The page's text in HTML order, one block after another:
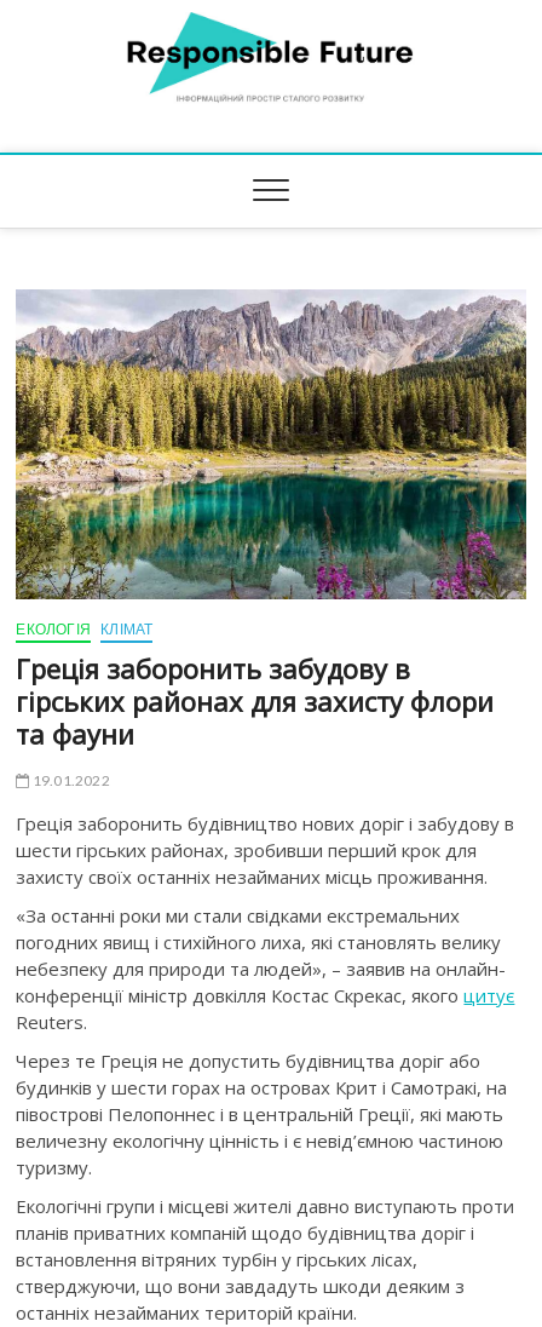
Responsible Future
ЕКОЛОГІЯ КЛІМАТ
Греція заборонить забудову в
гірських районах для захисту флори
та фауни
19.01.2022
Греція заборонить будівництво нових доріг і забудову в
шести гірських районах, зробивши перший крок для
захисту своїх останніх незайманих місць проживання.
«За останні роки ми стали свідками екстремальних
погодних явищ і стихійного лиха, які становлять велику
небезпеку для природи та людей», – заявив на онлайн-
конференції міністр довкілля Костас Скрекас, якогоцитує
Reuters.
Через те Греція не допустить будівництва доріг або
будинків у шести горах на островах Крит і Самотракі, на
півострові Пелопоннес і в центральній Греції, які мають
величезну екологічну цінність і є невід’ємною частиною
туризму.
Екологічні групи і місцеві жителі давно виступають проти
планів приватних компаній щодо будівництва доріг і
встановлення вітряних турбін у гірських лісах,
стверджуючи, що вони завдадуть шкоди деяким з
останніх незайманих територій країни.